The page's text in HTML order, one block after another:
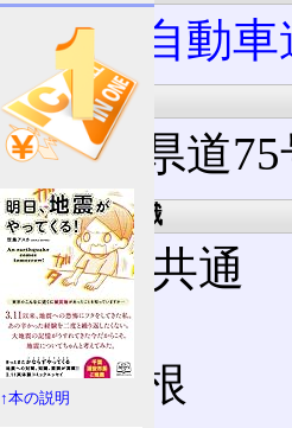
中央自動車
接続路線名
長野県道
出口案内標識
上下線共通
R153
駒ヶ根
↑本の説明